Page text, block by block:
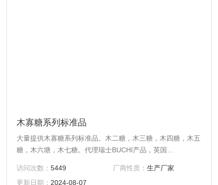
木寡糖系列标准品
大量提供木寡糖系列标准品。木二糖，木三糖，木四糖，木五
糖，木六塘，木七糖。代理瑞士BUCHI产品，英国
柱，Ultrasep ES色谱柱，Bexsil，Agilent，Waters，SGL等
访问次数：5449 厂商性质： 生产厂家
更新日期： 2024-08-07